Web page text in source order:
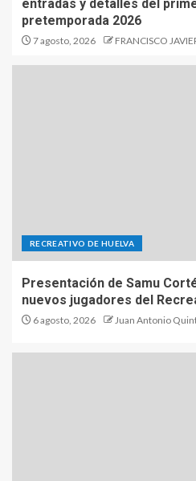
entradas y detalles del
pretemporada 2026
7 agosto, 2026 FRANCISCO
RECREATIVO DE HUELVA
Presentación de Samu
nuevos jugadores del
6 agosto, 2026 Juan Antonio